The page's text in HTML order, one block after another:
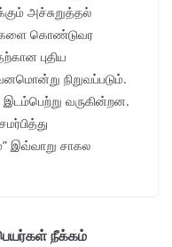
அச்சுறுத்தல்
கொண்டுவர
புதிய
நிறுவப்படும்.
வருகின்றன.
இவ்வாறு சாகல
பெயர்கள் நீக்கம்